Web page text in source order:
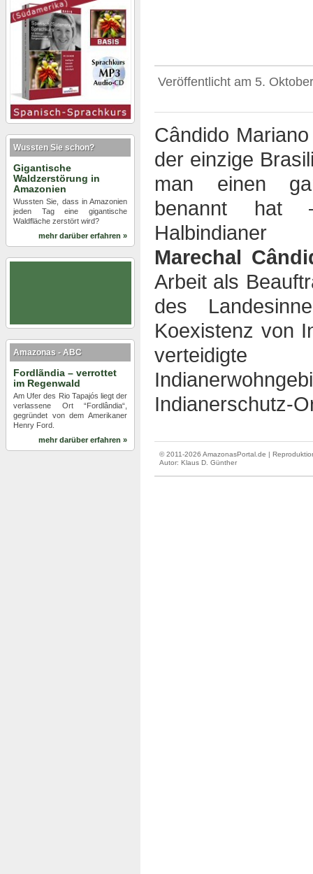
Veröffentlicht am 5.
Cândido
der einzige
man einen
benannt hat
Halbindianer
Marechal
Arbeit als
des
Koexistenz von
Indianerschutz-
© 2011-2026 AmazonasPortal.de |
Autor: Klaus D. Günther
Wussten Sie schon?
Gigantische
Waldzerstörung in
Amazonien
Wussten Sie, dass in Amazonien
jeden Tag eine gigantische
Waldfläche zerstört wird?
mehr darüber erfahren »
Amazonas - ABC
Fordlãndia – verrottet
im Regenwald
Am Ufer des Rio Tapajós liegt der
verlassene Ort “Fordlândia“,
gegründet von dem Amerikaner
Henry Ford.
mehr darüber erfahren »